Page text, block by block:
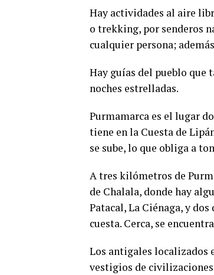
Hay actividades al aire
o trekking, por senderos
cualquier persona;
Hay guías del pueblo que
noches estrelladas.
Purmamarca es el lugar
tiene en la Cuesta de
se sube, lo que obliga a
A tres kilómetros de
de Chalala, donde hay
Patacal, La Ciénaga, y
cuesta. Cerca, se
Los antigales localizados
vestigios de civilizaciones